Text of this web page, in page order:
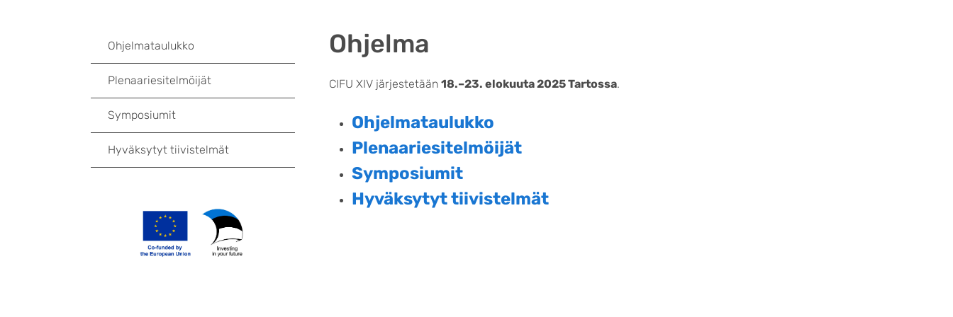
Ohjelma
CIFU XIV järjestetään 18.–23. elokuuta 2025 Tartossa.
Ohjelmataulukko
Plenaariesitelmöijät
Symposiumit
Hyväksytyt tiivistelmät
Ohjelmataulukko
Plenaariesitelmöijät
Symposiumit
Hyväksytyt tiivistelmät